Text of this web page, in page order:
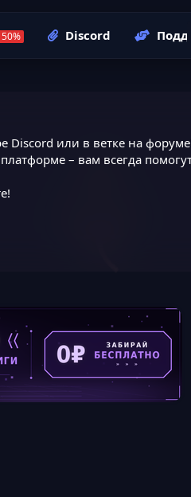
Discord
Discord или в ветке на
– вам всегда